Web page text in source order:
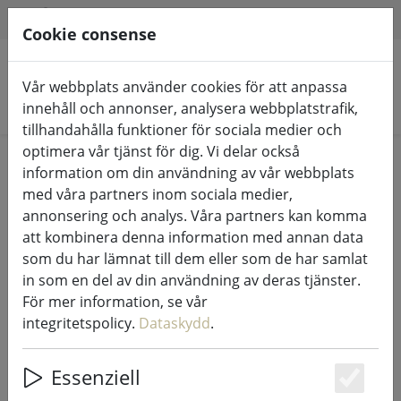
Sök produkter
Login
Sign in with Google
Login with your Data
Your eMail
Cookie consense
Vår webbplats använder cookies för att anpassa
innehåll och annonser, analysera webbplatstrafik,
tillhandahålla funktioner för sociala medier och
optimera vår tjänst för dig. Vi delar också
information om din användning av vår webbplats
med våra partners inom sociala medier,
annonsering och analys. Våra partners kan komma
att kombinera denna information med annan data
som du har lämnat till dem eller som de har samlat
in som en del av din användning av deras tjänster.
För mer information, se vår
integritetspolicy. Dataskydd.
Essenziell